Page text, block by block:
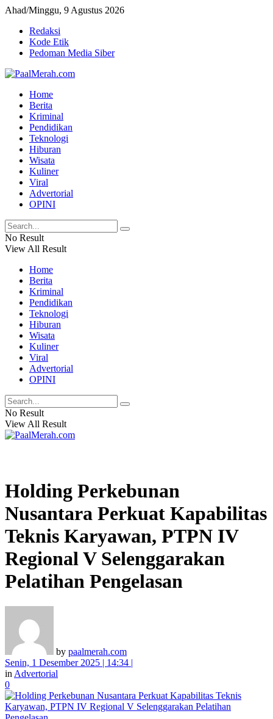
Ahad/Minggu, 9 Agustus 2026
Redaksi
Kode Etik
Pedoman Media Siber
Home
Berita
Kriminal
Pendidikan
Teknologi
Hiburan
Wisata
Kuliner
Viral
Advertorial
OPINI
No Result
View All Result
Home
Berita
Kriminal
Pendidikan
Teknologi
Hiburan
Wisata
Kuliner
Viral
Advertorial
OPINI
No Result
View All Result
Holding Perkebunan
Nusantara Perkuat Kapabilitas
Teknis Karyawan, PTPN IV
Regional V Selenggarakan
Pelatihan Pengelasan
by paalmerah.com
Senin, 1 Desember 2025 | 14:34 |
in Advertorial
0